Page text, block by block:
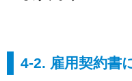
4-2. 雇用契約書